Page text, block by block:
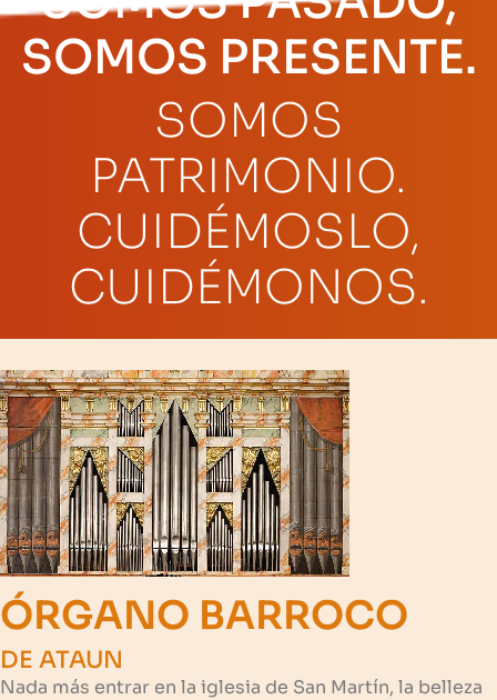
SOMOS PRESENTE.
SOMOS
PATRIMONIO.
CUIDÉMOSLO,
CUIDÉMONOS.
ÓRGANO BARROCO
DE ATAUN
Nada más entrar en la iglesia de San Martín, la belleza